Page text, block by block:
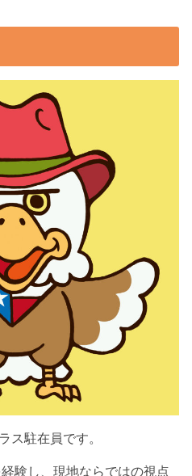
ス駐在員です。
験し、現地ならではの視点